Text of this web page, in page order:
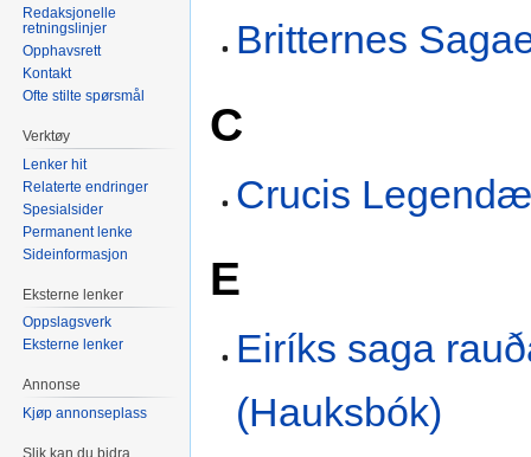
Britternes
C
Crucis
E
Eiríks saga
(Hauksbók)
Redaksjonelle
retningslinjer
Opphavsrett
Kontakt
Ofte stilte spørsmål
Verktøy
Lenker hit
Relaterte endringer
Spesialsider
Permanent lenke
Sideinformasjon
Eksterne lenker
Oppslagsverk
Eksterne lenker
Annonse
Kjøp annonseplass
Slik kan du bidra